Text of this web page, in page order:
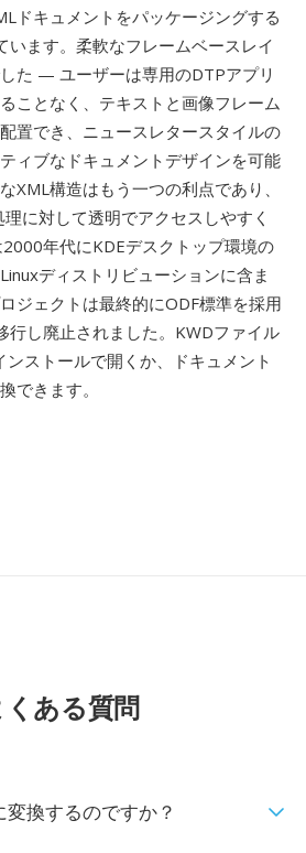
ドキュメントをパッケージングする
います。柔軟なフレームベースレイ
た — ユーザーは専用のDTPアプリ
ことなく、テキストと画像フレーム
置でき、ニュースレタースタイルの
ィブなドキュメントデザインを可能
XML構造はもう一つの利点であり、
に対して透明でアクセスしやすく
年代にKDEデスクトップ環境の
ディストリビューションに含ま
ジェクトは最終的にODF標準を採用
行し廃止されました。KWDファイル
ストールで開くか、ドキュメント
できます。
くある質問
変換するのですか？